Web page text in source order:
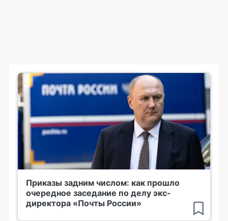
Приказы задним числом: как прошло
очередное заседание по делу экс-
директора «Почты России»